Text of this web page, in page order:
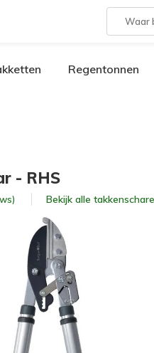
Regentonnen
- RHS
Bekijk alle